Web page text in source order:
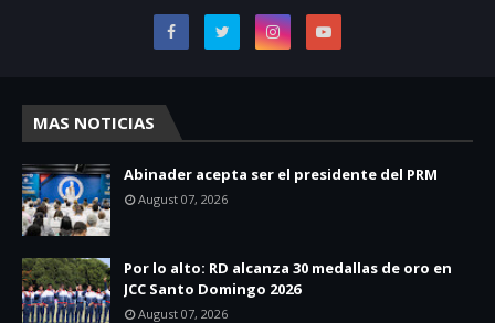
MAS NOTICIAS
Abinader acepta ser el presidente del PRM
August 07, 2026
Por lo alto: RD alcanza 30 medallas de oro en
JCC Santo Domingo 2026
August 07, 2026